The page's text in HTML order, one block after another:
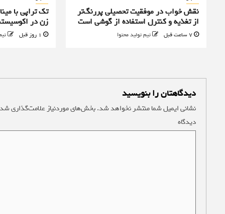
نقش خواب در موفقیت تحصیلی پررنگ‌تر
از تغذیه و کنترل استفاده از گوشی است
تیم تولید محتوا
تک تراپی با
زن در
1 روز قبل
دیدگاهتان را بنویسید
نشانی ایمیل شما منتشر نخواهد شد.بخش‌های موردنیاز علامت‌گذاری
دیدگاه